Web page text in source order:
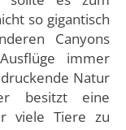
so gigantisch
Canyons
immer
Natur
besitzt eine
viele Tiere zu